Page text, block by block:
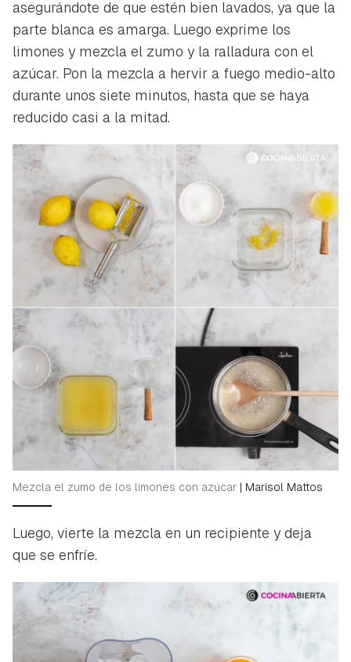
Guardar como favorito
Para poder guardar como favorito, primero has de
iniciar sesión con tu cuenta de Hogarmanía.
asegurándote de que estén bien lavados, ya que la
parte blanca es amarga. Luego exprime los
limones y mezcla el zumo y la ralladura con el
azúcar. Pon la mezcla a hervir a fuego medio-alto
durante unos siete minutos, hasta que se haya
reducido casi a la mitad.
Mezcla el zumo de los limones con azúcar | Marisol Mattos
Luego, vierte la mezcla en un recipiente y deja
que se enfríe.
Contenido enviado
Gracias por suscribirte a nuestro boletín.
ACEPTAR